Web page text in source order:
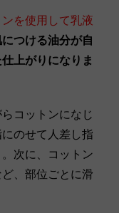
を使用して乳液
につける油分が自
上がりになりま
コットンになじ
のせて人差し指
次に、コットン
、部位ごとに滑